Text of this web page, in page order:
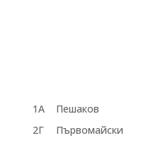
1А
Пешаков
2Г Първомайски